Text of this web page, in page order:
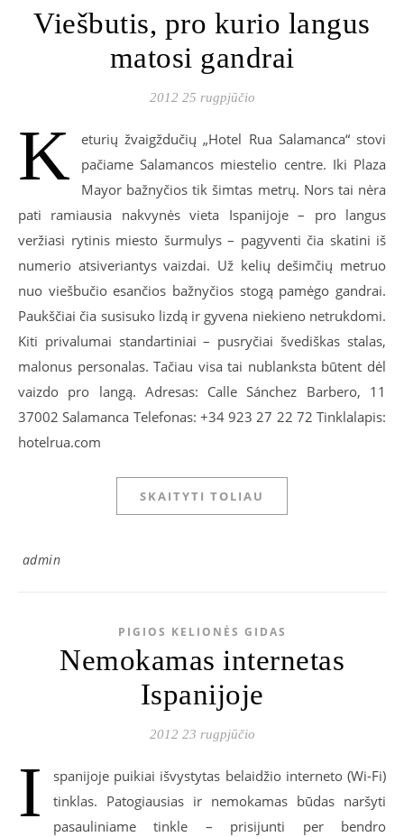
Viešbutis, pro kurio langus
matosi gandrai
2012 25 rugpjūčio
K
eturių žvaigždučių „Hotel Rua Salamanca“ stovi
pačiame Salamancos miestelio centre. Iki Plaza
Mayor bažnyčios tik šimtas metrų. Nors tai nėra
pati ramiausia nakvynės vieta Ispanijoje – pro langus
veržiasi rytinis miesto šurmulys – pagyventi čia skatini iš
numerio atsiveriantys vaizdai. Už kelių dešimčių metruo
nuo viešbučio esančios bažnyčios stogą pamėgo gandrai.
Paukščiai čia susisuko lizdą ir gyvena niekieno netrukdomi.
Kiti privalumai standartiniai – pusryčiai švediškas stalas,
malonus personalas. Tačiau visa tai nublanksta būtent dėl
vaizdo pro langą. Adresas: Calle Sánchez Barbero, 11
37002 Salamanca Telefonas: +34 923 27 22 72 Tinklalapis:
hotelrua.com
SKAITYTI TOLIAU
admin
PIGIOS KELIONĖS GIDAS
Nemokamas internetas
Ispanijoje
2012 23 rugpjūčio
I
spanijoje puikiai išvystytas belaidžio interneto (Wi-Fi)
tinklas. Patogiausias ir nemokamas būdas naršyti
pasauliniame tinkle – prisijunti per bendro